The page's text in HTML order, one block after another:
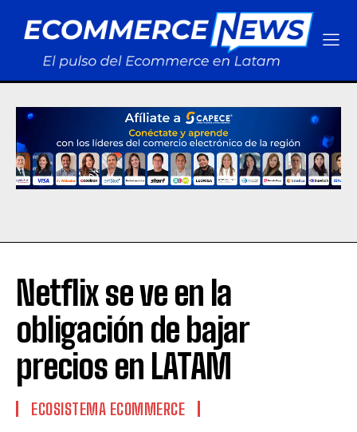
Netflix se ve en la
obligación de bajar
precios en LATAM
ECOSISTEMA ECOMMERCE